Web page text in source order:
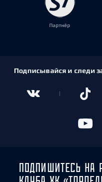
Партнёр
Подписывайся и следи
ПОДПИШИТЕСЬ НА